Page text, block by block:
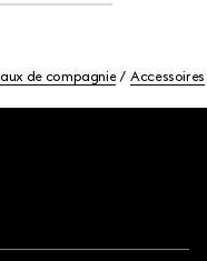
de compagnie Accessoires